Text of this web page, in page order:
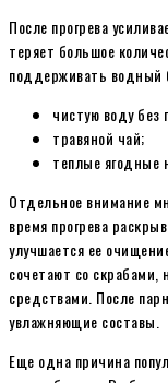
После прогрева
теряет большое
поддерживать водный
чистую воду без
травяной чай;
теплые ягодные
Отдельное внимание
время прогрева
улучшается ее
сочетают со
средствами. После
увлажняющие составы.
Еще одна причина